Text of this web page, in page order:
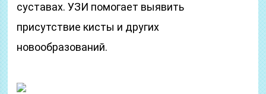
суставах. УЗИ помогает выявить
присутствие кисты и других
новообразований.